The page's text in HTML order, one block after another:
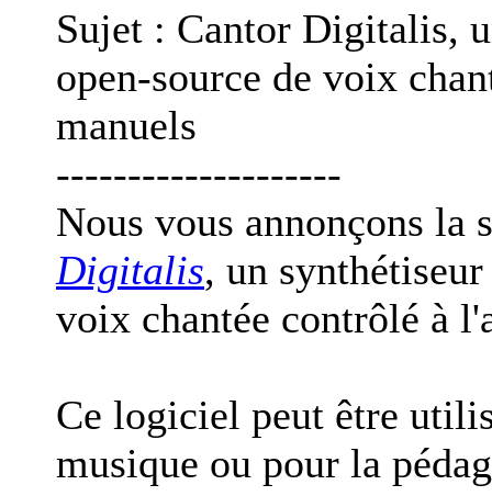
Sujet : Cantor Digitalis,
open-source de voix
manuels
--------------------
Nous vous annonçons
Digitalis, un
voix chantée contrôlé à
Ce logiciel peut être
musique ou pour la